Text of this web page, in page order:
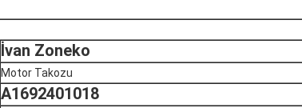
İvan Zoneko
Motor Takozu
A1692401018